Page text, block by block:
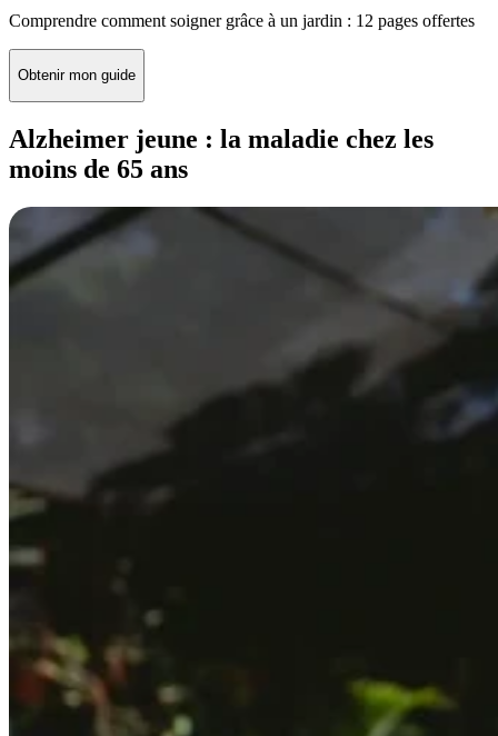
Comprendre comment soigner grâce à un jardin : 12 pages offertes
Obtenir mon guide
Alzheimer jeune : la maladie chez les
moins de 65 ans